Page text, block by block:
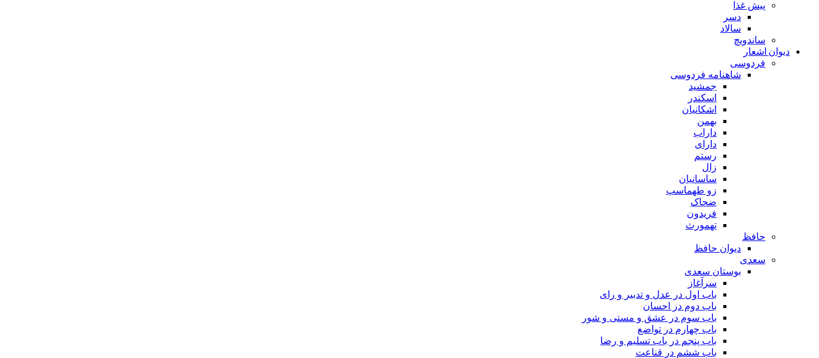
پیش غذا
دسر
سالاد
ساندویچ
دیوان اشعار
فردوسی
شاهنامه فردوسی
جمشید
اسکندر
اشکانیان
بهمن
داراب
دارای
رستم
زال
ساسانیان
زو طهماسپ‏
ضحاک
فریدون
تهمورث
حافظ
دیوان حافظ
سعدی
بوستان سعدی
سرآغاز
باب اول در عدل و تدبیر و رای
باب دوم در احسان
باب سوم در عشق و مستی و شور
باب چهارم در تواضع
باب پنجم در باب تسلیم و رضا
باب ششم در قناعت